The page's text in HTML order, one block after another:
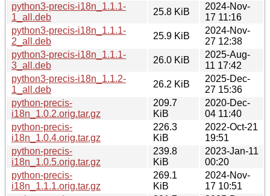
python3-precis-i18n_1.1.1-
1_all.deb
25.8 KiB
2024-Nov-
17 11:16
python3-precis-i18n_1.1.1-
2_all.deb
25.9 KiB
2024-Nov-
27 12:38
python3-precis-i18n_1.1.1-
3_all.deb
26.0 KiB
2025-Aug-
11 17:42
python3-precis-i18n_1.1.2-
1_all.deb
26.2 KiB
2025-Dec-
27 15:36
python-precis-
i18n_1.0.2.orig.tar.gz
209.7
KiB
2020-Dec-
04 11:40
python-precis-
i18n_1.0.4.orig.tar.gz
226.3
KiB
2022-Oct-21
19:51
python-precis-
i18n_1.0.5.orig.tar.gz
239.8
KiB
2023-Jan-11
00:20
python-precis-
i18n_1.1.1.orig.tar.gz
269.1
KiB
2024-Nov-
17 10:51